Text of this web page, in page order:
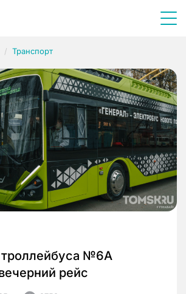
Транспорт
№6А
рейс